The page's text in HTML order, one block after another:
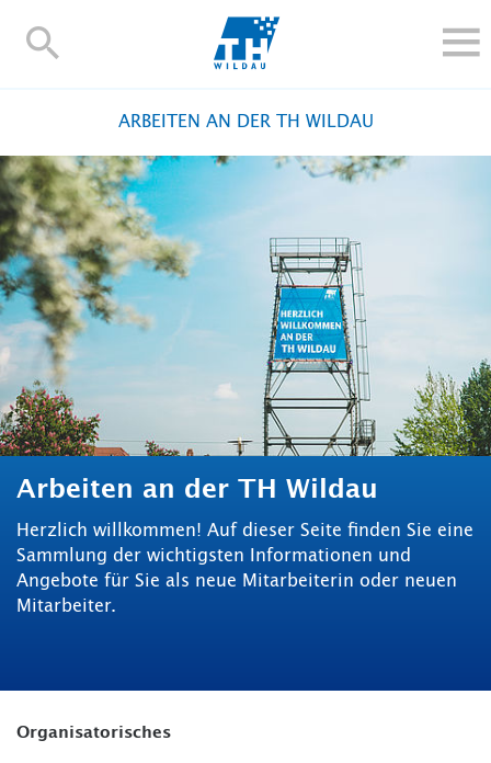
TH-
FORSCHUNG UND TRANSFER
ALUMNI
HOCHSCHULE
INTERNATIONAL
BESCHÄFTIGTE
Blogs Kontakt und Anfahrt Webmail Moodle
TH Online-Portal Personensuche English
ARBEITEN AN DER TH WILDAU
Arbeiten an der TH Wildau
Herzlich willkommen! Auf dieser Seite finden Sie eine
Sammlung der wichtigsten Informationen und
Angebote für Sie als neue Mitarbeiterin oder neuen
Mitarbeiter.
Organisatorisches